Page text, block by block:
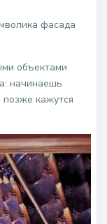
фасада
объектами
начинаешь
позже кажутся